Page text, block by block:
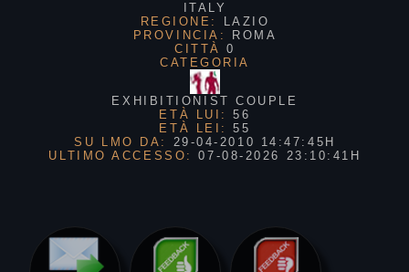
ITALY
REGIONE:
LAZIO
PROVINCIA:
ROMA
CITTÀ
0
CATEGORIA
EXHIBITIONIST COUPLE
ETÀ LUI:
56
ETÀ LEI:
55
SU LMO DA:
29-04-2010 14:47:45H
ULTIMO ACCESSO:
07-08-2026 23:10:41H